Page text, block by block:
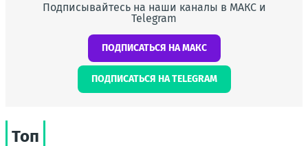
Подписывайтесь на наши каналы в МАКС и
Telegram
ПОДПИСАТЬСЯ НА МАКС
ПОДПИСАТЬСЯ НА TELEGRAM
Топ